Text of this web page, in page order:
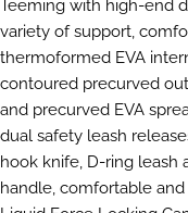
Teeming with high-end
variety of support,
thermoformed EVA
contoured precurved
and precurved EVA
dual safety leash
hook knife, D-ring leash
handle, comfortable
DALĪTIES
vārds
Jūsu
pasts